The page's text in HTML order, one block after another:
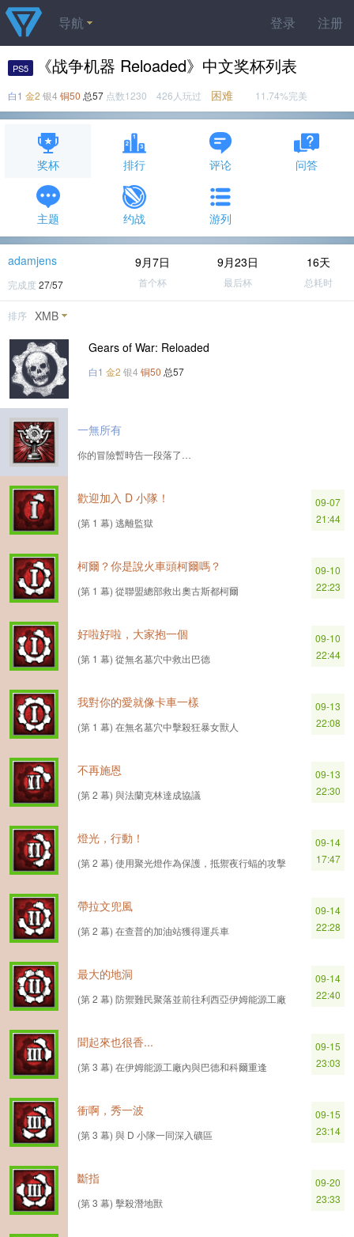
登录 注册
导航
PS5 《战争机器 Reloaded》中文奖杯列表
白1 金2 银4 铜50 总57 点数1230 426人玩过 困难 11.74%完美
奖杯 排行 评论 问答
主题 约战 游列
adamjens
完成度 27/57
9月7日
首个杯
9月23日
最后杯
16天
总耗时
排序 XMB
Gears of War: Reloaded
白1 金2 银4 铜50 总57
一無所有
你的冒險暫時告一段落了…
歡迎加入 D 小隊！
(第 1 幕) 逃離監獄
09-07
21:44
柯爾？你是說火車頭柯爾嗎？
(第 1 幕) 從聯盟總部救出奧古斯都柯爾
09-10
22:23
好啦好啦，大家抱一個
(第 1 幕) 從無名墓穴中救出巴德
09-10
22:44
我對你的愛就像卡車一樣
(第 1 幕) 在無名墓穴中擊殺狂暴女獸人
09-13
22:08
不再施恩
(第 2 幕) 與法蘭克林達成協議
09-13
22:30
燈光，行動！
(第 2 幕) 使用聚光燈作為保護，抵禦夜行蝠的攻擊
09-14
17:47
帶拉文兜風
(第 2 幕) 在查普的加油站獲得運兵車
09-14
22:28
最大的地洞
(第 2 幕) 防禦難民聚落並前往利西亞伊姆能源工廠
09-14
22:40
聞起來也很香...
(第 3 幕) 在伊姆能源工廠內與巴德和科爾重逢
09-15
23:03
衝啊，秀一波
(第 3 幕) 與 D 小隊一同深入礦區
09-15
23:14
斷指
(第 3 幕) 擊殺潛地獸
09-20
23:33